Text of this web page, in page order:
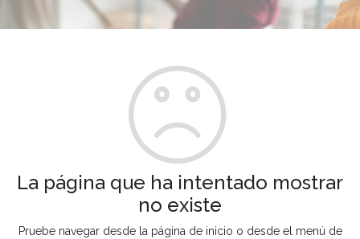
La página que ha intentado mostrar
no existe
Pruebe navegar desde la página de inicio o desde el menú de